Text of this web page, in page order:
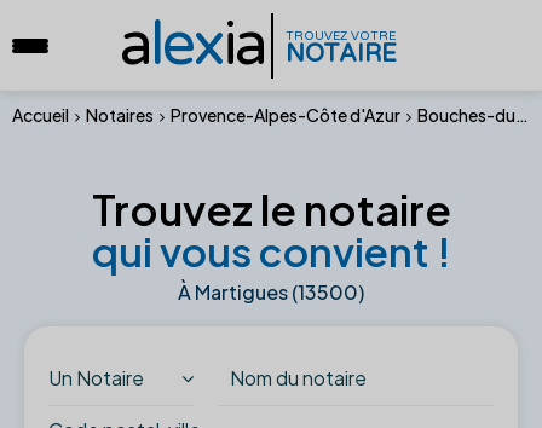
alexia TROUVEZ VOTRE
NOTAIRE
Accueil Notaires Provence-Alpes-Côte d'Azur Bouches-du-Rhône
Trouvez le notaire
qui vous convient !
À Martigues (13500)
Un Notaire